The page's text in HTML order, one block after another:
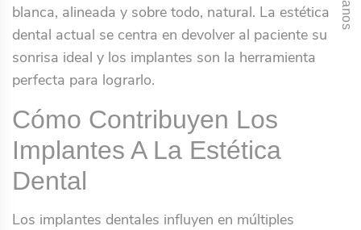
blanca, alineada y sobre todo, natural. La estética
dental actual se centra en devolver al paciente su
sonrisa ideal y los implantes son la herramienta
perfecta para lograrlo.
Cómo Contribuyen Los
Implantes A La Estética
Dental
Los implantes dentales influyen en múltiples